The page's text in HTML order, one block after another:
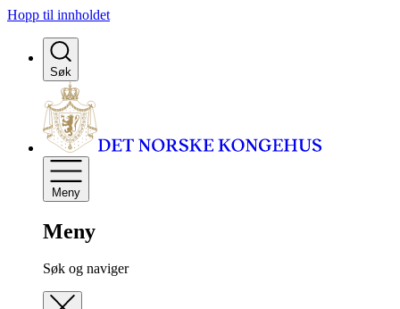
Hopp til innholdet
Søk
Meny
Meny
Søk og naviger